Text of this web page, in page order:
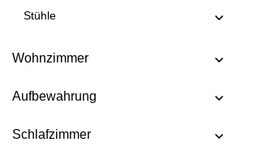
TISCH CUBUS 3 B10X10
TISCH DUCK
TISCH DUCK OVAL
Stühle
Wohnzimmer
Aufbewahrung
Schlafzimmer